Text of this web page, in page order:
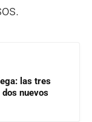
las tres
nuevos